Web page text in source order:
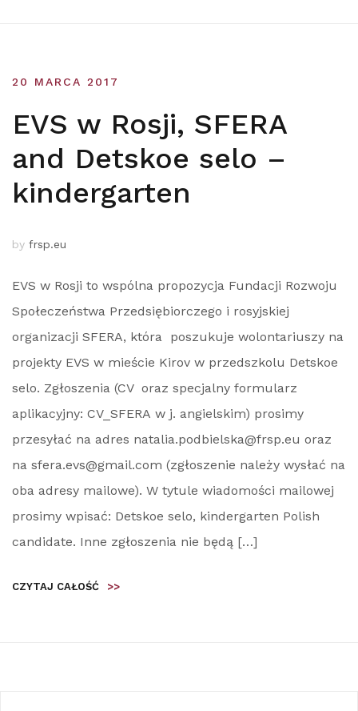
20 MARCA 2017
EVS w Rosji, SFERA
and Detskoe selo –
kindergarten
by frsp.eu
EVS w Rosji to wspólna propozycja Fundacji Rozwoju
Społeczeństwa Przedsiębiorczego i rosyjskiej
organizacji SFERA, która poszukuje wolontariuszy na
projekty EVS w mieście Kirov w przedszkolu Detskoe
selo. Zgłoszenia (CV oraz specjalny formularz
aplikacyjny: CV_SFERA w j. angielskim) prosimy
przesyłać na adres natalia.podbielska@frsp.eu oraz
na sfera.evs@gmail.com (zgłoszenie należy wysłać na
oba adresy mailowe). W tytule wiadomości mailowej
prosimy wpisać: Detskoe selo, kindergarten Polish
candidate. Inne zgłoszenia nie będą […]
CZYTAJ CAŁOŚĆ >>